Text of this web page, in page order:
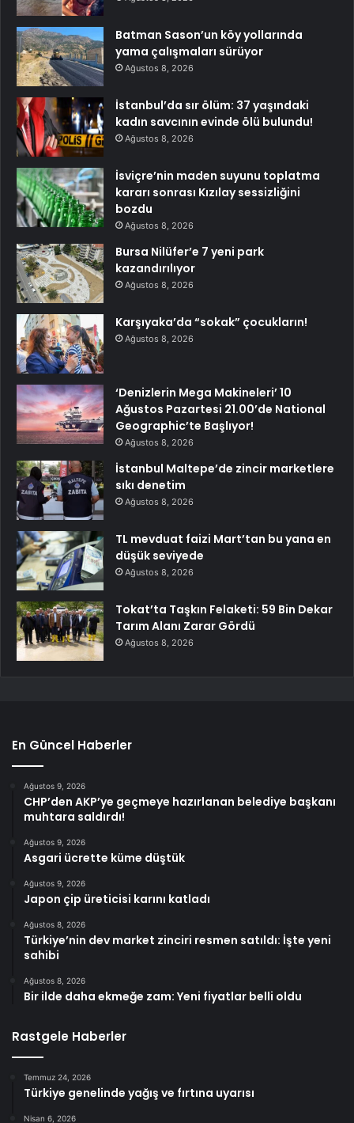
Batman Sason’un köy yollarında
yama çalışmaları sürüyor
Ağustos 8, 2026
İstanbul’da sır ölüm: 37 yaşındaki
kadın savcının evinde ölü bulundu!
Ağustos 8, 2026
İsviçre’nin maden suyunu toplatma
kararı sonrası Kızılay sessizliğini
bozdu
Ağustos 8, 2026
Bursa Nilüfer’e 7 yeni park
kazandırılıyor
Ağustos 8, 2026
Karşıyaka’da “sokak” çocukların!
Ağustos 8, 2026
‘Denizlerin Mega Makineleri’ 10
Ağustos Pazartesi 21.00’de National
Geographic’te Başlıyor!
Ağustos 8, 2026
İstanbul Maltepe’de zincir marketlere
sıkı denetim
Ağustos 8, 2026
TL mevduat faizi Mart’tan bu yana en
düşük seviyede
Ağustos 8, 2026
Tokat’ta Taşkın Felaketi: 59 Bin Dekar
Tarım Alanı Zarar Gördü
Ağustos 8, 2026
En Güncel Haberler
Ağustos 9, 2026
CHP’den AKP’ye geçmeye hazırlanan belediye başkanı
muhtara saldırdı!
Ağustos 9, 2026
Asgari ücrette küme düştük
Ağustos 9, 2026
Japon çip üreticisi karını katladı
Ağustos 8, 2026
Türkiye’nin dev market zinciri resmen satıldı: İşte yeni
sahibi
Ağustos 8, 2026
Bir ilde daha ekmeğe zam: Yeni fiyatlar belli oldu
Rastgele Haberler
Temmuz 24, 2026
Türkiye genelinde yağış ve fırtına uyarısı
Nisan 6, 2026